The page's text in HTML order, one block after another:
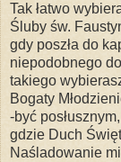
Tak łatwo
Śluby św.
gdy poszła do
niepodobnego
takiego
Bogaty
-być
gdzie Duch
Naśladowanie